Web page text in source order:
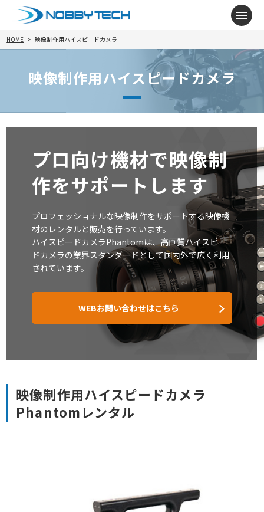
メニ
HOME 映像制作用ハイスピードカメラ
映像制作用ハイスピードカメラ
プロ向け機材で映像制
作をサポートします
プロフェッショナルな映像制作をサポートする映像機
材のレンタルと販売を行っています。
ハイスピードカメラPhantomは、高画質ハイスピー
ドカメラの業界スタンダードとして国内外で広く利用
されています。
WEBお問い合わせはこちら
映像制作用ハイスピードカメラ
Phantomレンタル